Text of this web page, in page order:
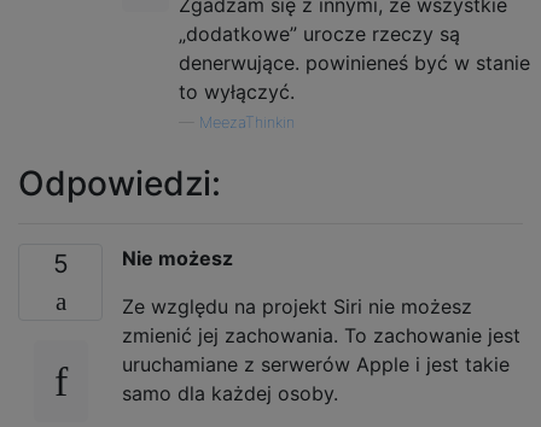
„dodatkowe” urocze rzeczy są
denerwujące. powinieneś być w stanie
to wyłączyć.
MeezaThinkin
Odpowiedzi:
5
Nie możesz
Ze względu na projekt Siri nie możesz
zmienić jej zachowania. To zachowanie jest
uruchamiane z serwerów Apple i jest takie
samo dla każdej osoby.